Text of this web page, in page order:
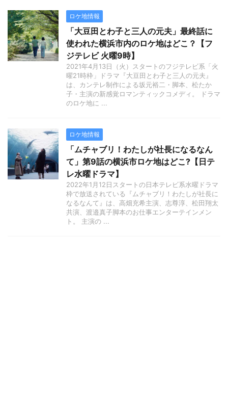
ロケ地情報
「大豆田とわ子と三人の元夫」最終話に
使われた横浜市内のロケ地はどこ？【フ
ジテレビ 火曜9時】
2021年4月13日（火）スタートのフジテレビ系「火
曜21時枠」ドラマ『大豆田とわ子と三人の元夫』
は、カンテレ制作による坂元裕二・脚本、松たか
子・主演の新感覚ロマンティックコメディ。 ドラマ
のロケ地に ...
ロケ地情報
「ムチャブリ！わたしが社長になるなん
て」第9話の横浜市ロケ地はどこ?【日テ
レ水曜ドラマ】
2022年1月12日スタートの日本テレビ系水曜ドラマ
枠で放送されている『ムチャブリ！わたしが社長に
なるなんて』は、高畑充希主演、志尊淳、松田翔太
共演、渡邉真子脚本のお仕事エンターテインメン
ト。 主演の ...